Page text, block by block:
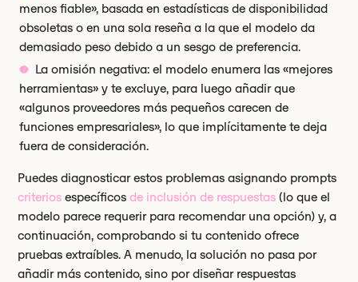
menos fiable», basada en estadísticas de disponibilidad
obsoletas o en una sola reseña a la que el modelo da
demasiado peso debido a un sesgo de preferencia.
La omisión negativa: el modelo enumera las «mejores
herramientas» y te excluye, para luego añadir que
«algunos proveedores más pequeños carecen de
funciones empresariales», lo que implícitamente te deja
fuera de consideración.
Puedes diagnosticar estos problemas asignando prompts
criterios específicosde inclusión de respuestas (lo que el
modelo parece requerir para recomendar una opción) y, a
continuación, comprobando si tu contenido ofrece
pruebas extraíbles. A menudo, la solución no pasa por
añadir más contenido, sino por diseñar respuestas